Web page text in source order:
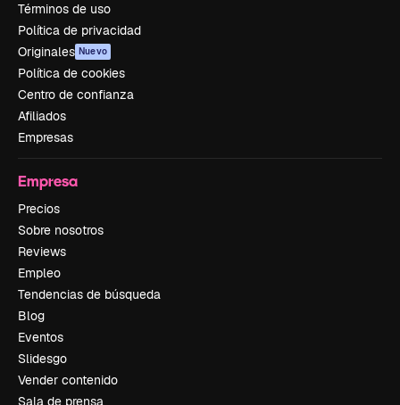
Términos de uso
Política de privacidad
Originales Nuevo
Política de cookies
Centro de confianza
Afiliados
Empresas
Empresa
Precios
Sobre nosotros
Reviews
Empleo
Tendencias de búsqueda
Blog
Eventos
Slidesgo
Vender contenido
Sala de prensa